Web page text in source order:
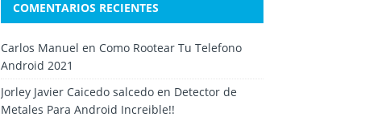
COMENTARIOS RECIENTES
Carlos Manuel en Como Rootear Tu Telefono
Android 2021
Jorley Javier Caicedo salcedoen Detector de
Metales Para Android Increible!!